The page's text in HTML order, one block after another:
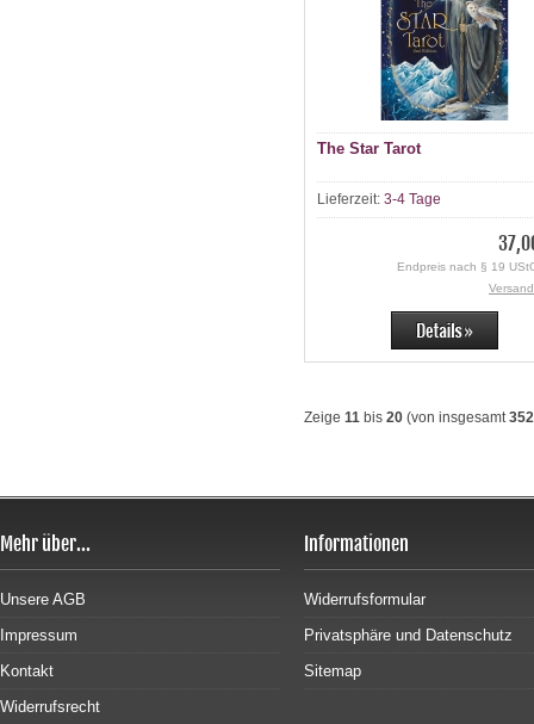
The Star Tarot
Lieferzeit: 3-4 Tage
Endpreis nach § 19
Zeige 11 bis 20 (von insgesamt352
Mehr über...
Unsere AGB
Impressum
Kontakt
Widerrufsrecht
Informationen
Widerrufsformular
Privatsphäre und Datenschutz
Sitemap